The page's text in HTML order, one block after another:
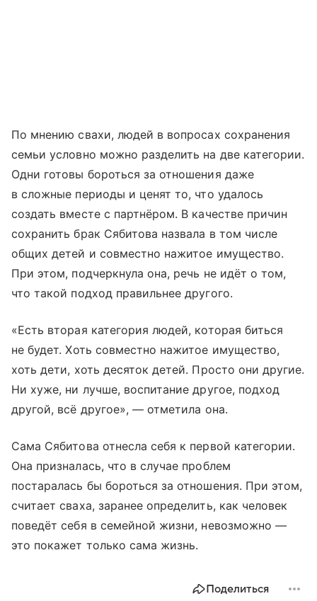
По мнению свахи, людей в вопросах сохранения
семьи условно можно разделить на две категории.
Одни готовы бороться за отношения даже
в сложные периоды и ценят то, что удалось
создать вместе с партнёром. В качестве причин
сохранить брак Сябитова назвала в том числе
общих детей и совместно нажитое имущество.
При этом, подчеркнула она, речь не идёт о том,
что такой подход правильнее другого.
«Есть вторая категория людей, которая биться
не будет. Хоть совместно нажитое имущество,
хоть дети, хоть десяток детей. Просто они другие.
Ни хуже, ни лучше, воспитание другое, подход
другой, всё другое», — отметила она.
Сама Сябитова отнесла себя к первой категории.
Она призналась, что в случае проблем
постаралась бы бороться за отношения. При этом,
считает сваха, заранее определить, как человек
поведёт себя в семейной жизни, невозможно —
это покажет только сама жизнь.
Поделиться